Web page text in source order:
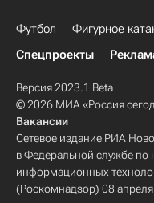
Футбол Фигурное
Спецпроекты
Версия 2023.1 Beta
© 2026 МИА «Россия
Вакансии
Сетевое издание РИА
в Федеральной службе по
информационных
(Роскомнадзор) 08